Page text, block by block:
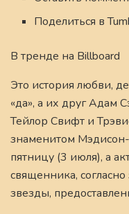
Поделиться в
В тренде на Billboard
Это история любви,
«да», а их друг Адам
Тейлор Свифт и
знаменитом
пятницу (3 июля), а
священника,
звезды,